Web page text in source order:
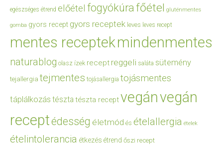
egészséges étrend előétel fogyókúrafőétel gluténmentes
gomba gyors recept gyors receptek leves leves recept
mentes receptekmindenmentes
naturablog olasz ízek recept reggeli saláta sütemény
tejallergia tejmentes tojásallergia tojásmentes
táplálkozás tészta tészta receptvegánvegán
receptédesség életmód és ételallergia ételek
ételintolerancia étkezés étrend őszi recept